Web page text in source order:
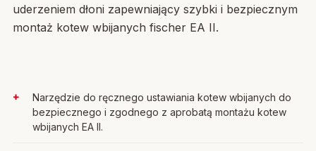
uderzeniem dłoni zapewniający szybki i bezpiecznym
montaż kotew wbijanych fischer EA II.
Narzędzie do ręcznego ustawiania kotew wbijanych do
bezpiecznego i zgodnego z aprobatą montażu kotew
wbijanych EA II.